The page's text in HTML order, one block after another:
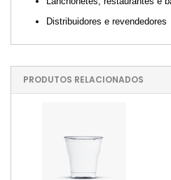
Distribuidores e revendedores
PRODUTOS RELACIONADOS